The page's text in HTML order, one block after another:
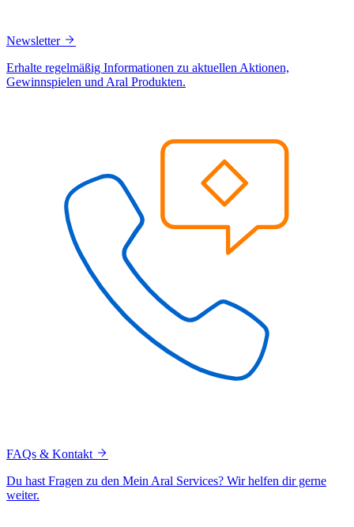
Newsletter
Erhalte regelmäßig Informationen zu aktuellen Aktionen,
Gewinnspielen und Aral Produkten.
FAQs & Kontakt
Du hast Fragen zu den Mein Aral Services? Wir helfen dir gerne
weiter.